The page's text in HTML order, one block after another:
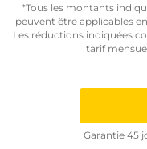
*Tous les montants
peuvent être applicables
Les réductions indiquées
tarif
Garantie 45